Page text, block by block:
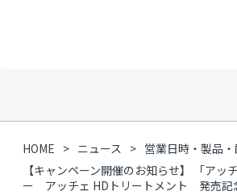
HOME ニュース
営業日時・製品
【キャンペーン開催のお知らせ】 「アッ
ー アッチェ HDトリートメント 発売記